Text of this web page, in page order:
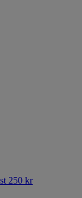
250 kr